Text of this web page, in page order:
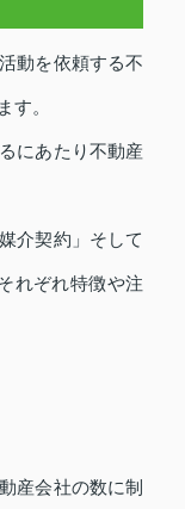
動を依頼する不
す。
にあたり不動産
介契約」そして
れぞれ特徴や注
産会社の数に制